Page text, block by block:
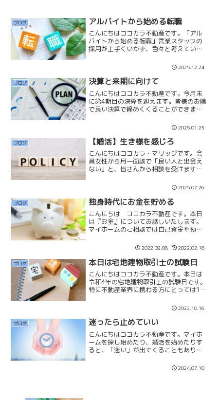
ブログ アルバイトから始める転職
こんにちはココカラ不動産です。「アル
バイトから始める転職」営業スタッフの
採用が上手くいかず、色々と考えていた
てから、転職を検討してもらえたらと思
っています。「いきなり不動産業は怖
い」「転職で失敗したくない...
2025.12.24
ブログ 決算と来期に向けて
こんにちはココカラ不動産です。今月末
に第4期目の決算を迎えます。皆様のお陰
で良い決算で締めくくることができま
さらに成長できるように頑張りたいと思
っています。今までは過去の経験と勘だ
けで経営してきましたが、...
2025.01.23
ブログ 【婚活】生き様を感じろ
こんにちはココカラ・マリッジです。会
員女性から月一面談で「良い人と出会え
ない」と、皆さんから相談を受けます。
が多い」「デートを考えない」「信念が
ない」「何も考えてない」などなど、魅
力的ではない男性の方...
2025.07.26
ブログ 独身時代にお金を貯める
こんにちは ココカラ不動産です。本日
は『お金』についてお話しいたします。
マイホームのご相談では自己資金や預貯
て、預貯金の額は様々です。比較的、若
くしてご結婚されている方は預貯金が少
なくなってしまいます。お金...
2022.02.08 2022.02.18
ブログ 本日は宅地建物取引士の試験日
こんにちはココカラ不動産です。本日は
令和4年の宅地建物取引士の試験日です。
特に不動産業界に携わる方にとっては1年
受験者数は約234,000人で、合格者は
41,000人の約17％です。最年少合格者は
12歳...
2022.10.16
ブログ 迷ったら止めていい
こんにちはココカラ不動産です。マイホ
ームを探し始めたり、婚活を始めたりす
ると、「迷い」が出てくることもありま
「この物件で良いのか」「今結婚をした
いのか」「本当にこの人と結婚したいの
2024.07.10